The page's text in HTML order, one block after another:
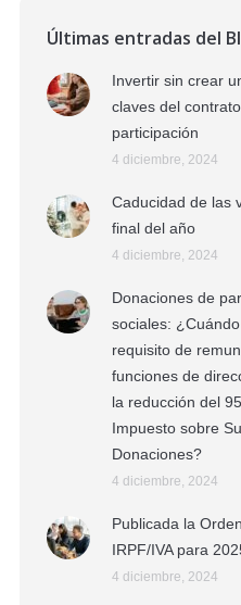
Últimas entradas del
Invertir sin crear
claves del
participación
4 diciembre, 2024
Caducidad de las
final del año
4 diciembre, 2024
Donaciones de
sociales:
requisito de
funciones de
la reducción del
Impuesto sobre
Donaciones?
4 diciembre, 2024
Publicada la
IRPF/IVA para
4 diciembre, 2024